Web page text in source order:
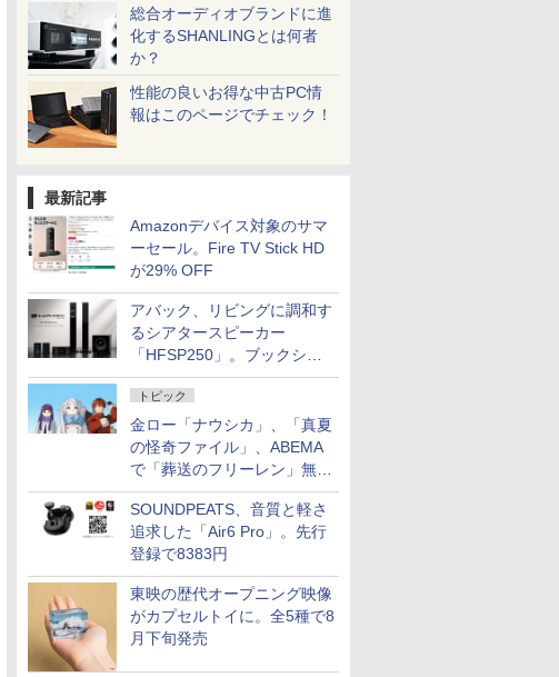
総合オーディオブランドに進
化するSHANLINGとは何者
か？
性能の良いお得な中古PC情
報はこのページでチェック！
最新記事
Amazonデバイス対象のサマ
ーセール。Fire TV Stick HD
が29% OFF
アバック、リビングに調和す
るシアタースピーカー
「HFSP250」。ブックシェ
ルフはペア3万円以下
トピック
金ロー「ナウシカ」、「真夏
の怪奇ファイル」、ABEMA
で「葬送のフリーレン」無料
配信など。夏の特番・配信情
報
SOUNDPEATS、音質と軽さ
追求した「Air6 Pro」。先行
登録で8383円
東映の歴代オープニング映像
がカプセルトイに。全5種で8
月下旬発売